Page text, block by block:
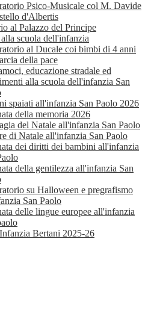
Psico-Musicale col M. Davide
d'Albertis
al Palazzo del Principe
scuola dell'infanzia
al Ducale coi bimbi di 4 anni
della pace
educazione stradale ed
alla scuola dell'infanzia San
spaiati all'infanzia San Paolo 2026
della memoria 2026
del Natale all'infanzia San Paolo
di Natale all'infanzia San Paolo
dei diritti dei bambini all'infanzia
della gentilezza all'infanzia San
su Halloween e pregrafismo
San Paolo
delle lingue europee all'infanzia
Bertani 2025-26